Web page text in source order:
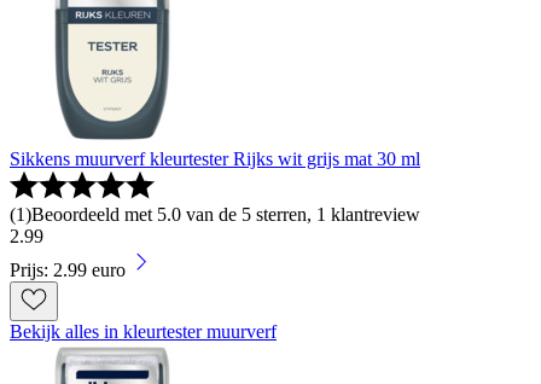
Sikkens muurverf kleurtester Rijks wit grijs mat 30 ml
(1)Beoordeeld met 5.0 van de 5 sterren, 1 klantreview
2.99
Prijs: 2.99 euro
Bekijk alles in kleurtester muurverf